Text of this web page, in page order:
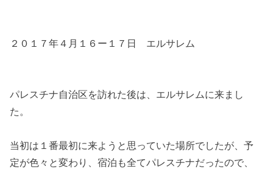
２０１７年４月１６ー１７日 エルサレム
パレスチナ自治区を訪れた後は、エルサレムに来まし
た。
当初は１番最初に来ようと思っていた場所でしたが、予
定が色々と変わり、宿泊も全てパレスチナだったので、